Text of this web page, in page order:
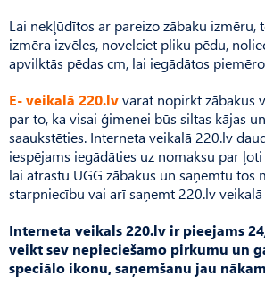
Lai nekļūdītos ar pareizo zābaku
izmēra izvēles, novelciet pliku pēdu,
apvilktās pēdas cm, lai iegādātos
E- veikalā 220.lvvarat nopirkt zābakus
par to, ka visai ģimenei būs siltas kājas
saaukstēties. Interneta veikalā 220.lv
iespējams iegādāties uz nomaksu par
lai atrastu UGG zābakus un saņemtu
starpniecību vai arī saņemt 220.lv
Interneta veikals 220.lv ir pieejams
veikt sev nepieciešamo pirkumu un
speciālo ikonu, saņemšanu jau